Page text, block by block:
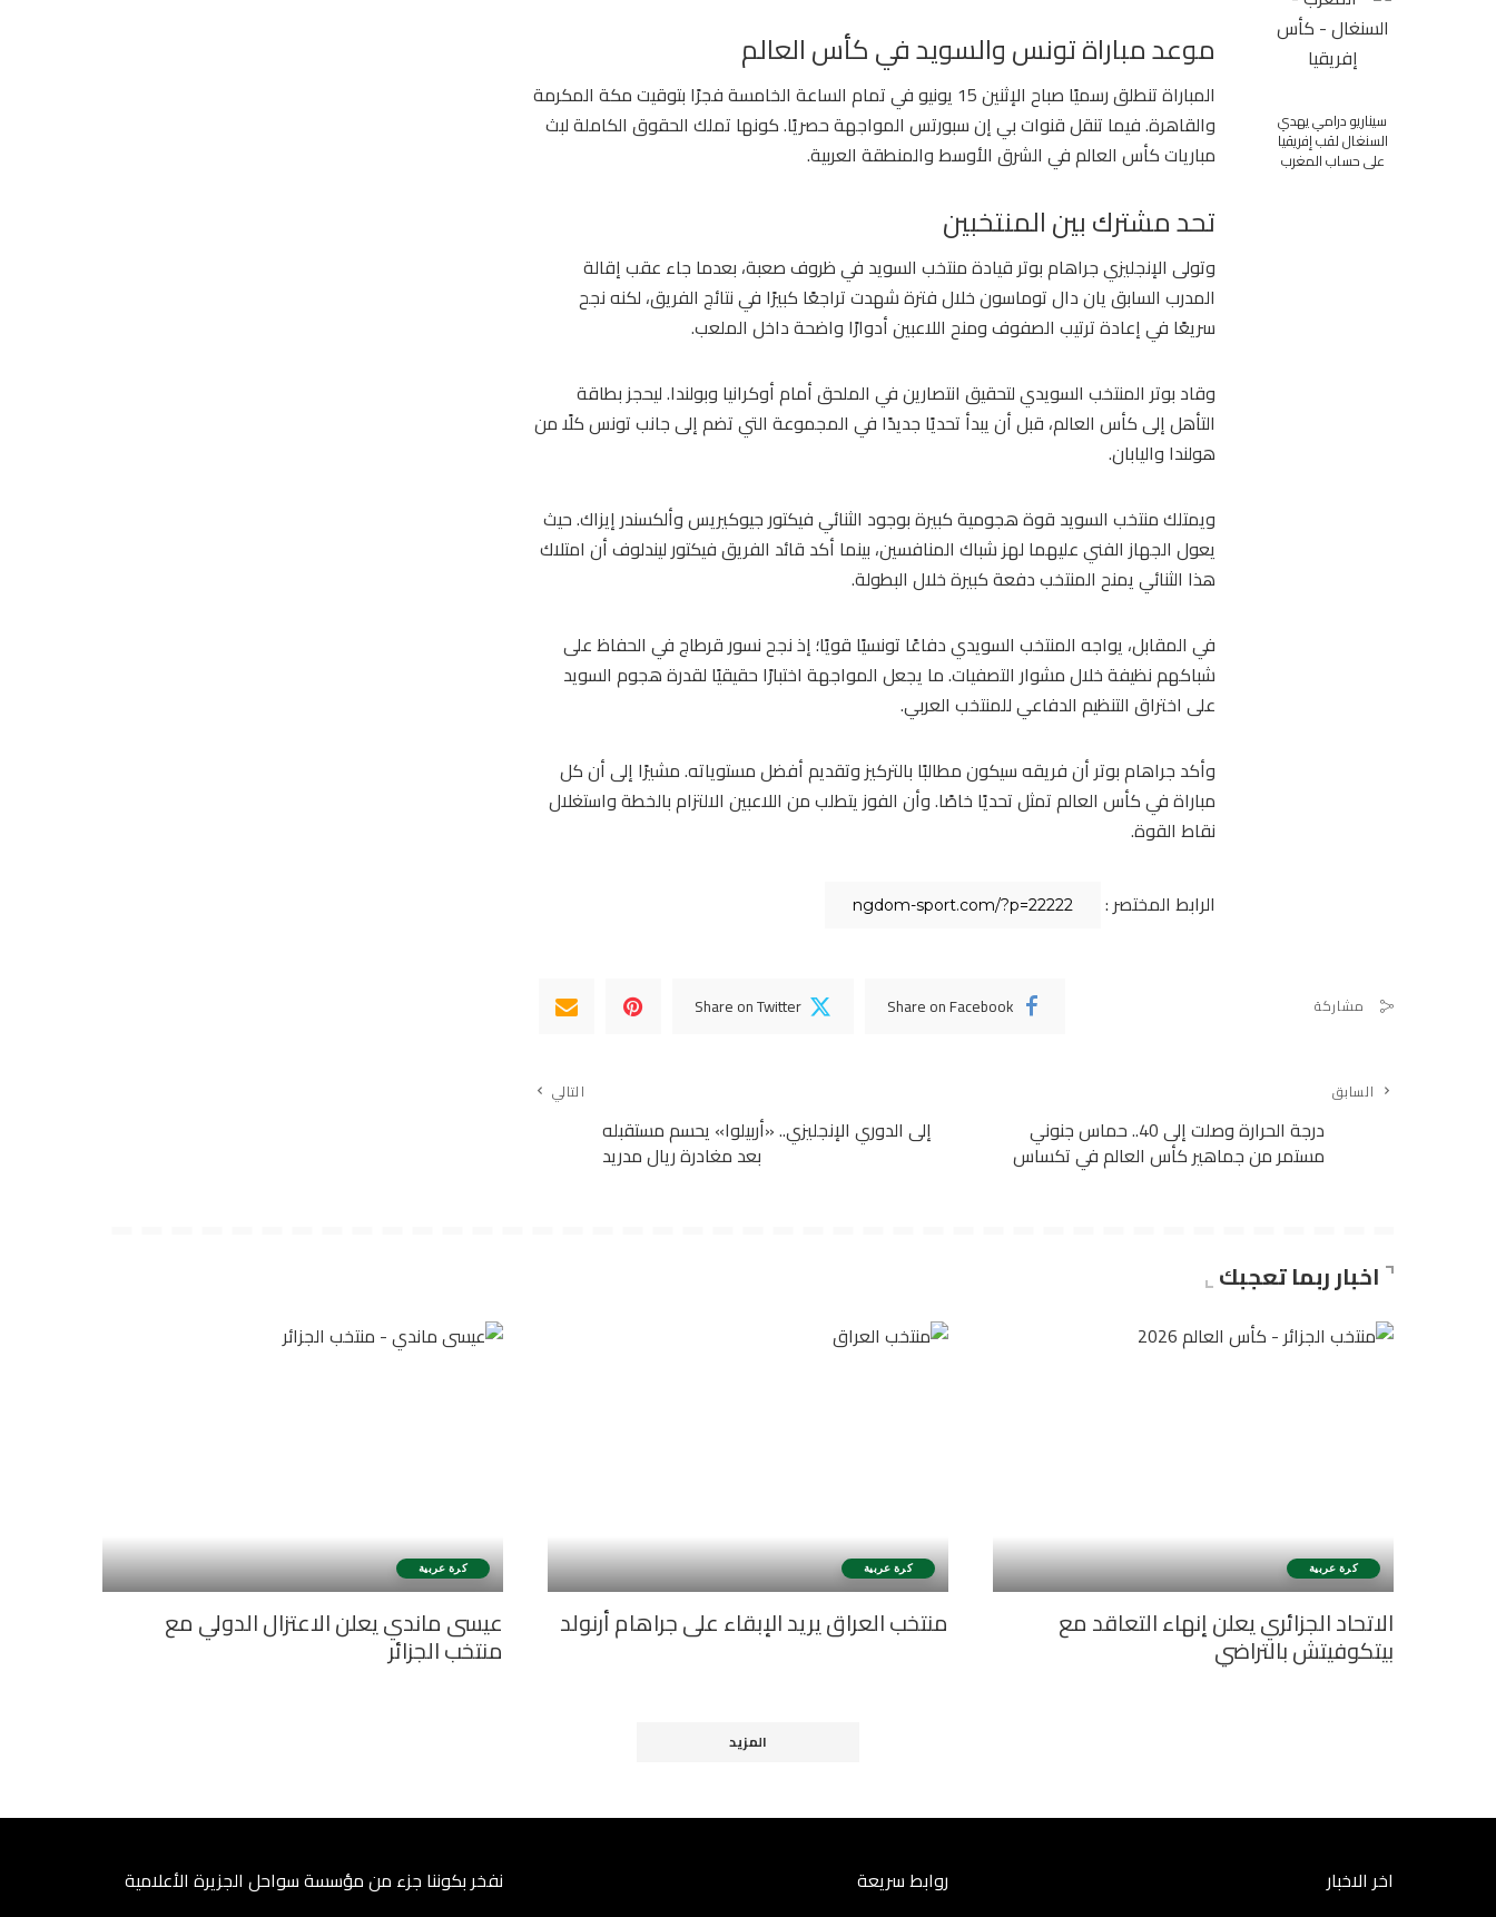
سيناريو درامي يهدي
السنغال لقب إفريقيا
على حساب المغرب
موعد مباراة تونس والسويد في كأس العالم
المباراة تنطلق رسميًا صباح الإثنين 15 يونيو في تمام الساعة الخامسة فجرًا بتوقيت مكة المكرمة
والقاهرة. فيما تنقل قنوات بي إن سبورتس المواجهة حصريًا. كونها تملك الحقوق الكاملة لبث
مباريات كأس العالم في الشرق الأوسط والمنطقة العربية.
تحد مشترك بين المنتخبين
وتولى الإنجليزي جراهام بوتر قيادة منتخب السويد في ظروف صعبة، بعدما جاء عقب إقالة
المدرب السابق يان دال توماسون خلال فترة شهدت تراجعًا كبيرًا في نتائج الفريق، لكنه نجح
سريعًا في إعادة ترتيب الصفوف ومنح اللاعبين أدوارًا واضحة داخل الملعب.
وقاد بوتر المنتخب السويدي لتحقيق انتصارين في الملحق أمام أوكرانيا وبولندا. ليحجز بطاقة
التأهل إلى كأس العالم، قبل أن يبدأ تحديًا جديدًا في المجموعة التي تضم إلى جانب تونس كلًا من
هولندا واليابان.
ويمتلك منتخب السويد قوة هجومية كبيرة بوجود الثنائي فيكتور جيوكيريس وألكسندر إيزاك. حيث
يعول الجهاز الفني عليهما لهز شباك المنافسين، بينما أكد قائد الفريق فيكتور ليندلوف أن امتلاك
هذا الثنائي يمنح المنتخب دفعة كبيرة خلال البطولة.
في المقابل، يواجه المنتخب السويدي دفاعًا تونسيًا قويًا؛ إذ نجح نسور قرطاج في الحفاظ على
شباكهم نظيفة خلال مشوار التصفيات. ما يجعل المواجهة اختبارًا حقيقيًا لقدرة هجوم السويد
على اختراق التنظيم الدفاعي للمنتخب العربي.
وأكد جراهام بوتر أن فريقه سيكون مطالبًا بالتركيز وتقديم أفضل مستوياته. مشيرًا إلى أن كل
مباراة في كأس العالم تمثل تحديًا خاصًا. وأن الفوز يتطلب من اللاعبين الالتزام بالخطة واستغلال
نقاط القوة.
الرابط المختصر :
مشاركة Share on Facebook
Share on Twitter
السابق
درجة الحرارة وصلت إلى 40.. حماس جنوني
مستمر من جماهير كأس العالم في تكساس
التالي
إلى الدوري الإنجليزي.. «أربيلوا» يحسم مستقبله
بعد مغادرة ريال مدريد
اخبار ربما تعجبك
كرة عربية
الاتحاد الجزائري يعلن إنهاء التعاقد مع
بيتكوفيتش بالتراضي
كرة عربية
منتخب العراق يريد الإبقاء على جراهام أرنولد
كرة عربية
عيسى ماندي يعلن الاعتزال الدولي مع
منتخب الجزائر
المزيد
اخر الاخبار روابط سريعة نفخر بكوننا جزء من مؤسسة سواحل الجزيرة الأعلامية